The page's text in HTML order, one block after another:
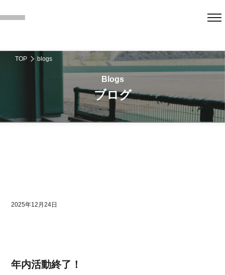
TOP blogs
ブログ
2025年12月24日
年内活動終了！